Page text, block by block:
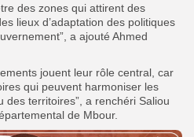
des zones qui attirent des
lieux d’adaptation des politiques
a ajouté Ahmed
jouent leur rôle central, car
qui peuvent harmoniser les
des territoires”, a renchéri Saliou
de Mbour.